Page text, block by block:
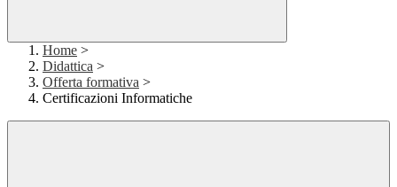
Home >
Didattica >
Offerta formativa >
Certificazioni Informatiche